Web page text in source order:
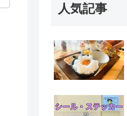
人気記事